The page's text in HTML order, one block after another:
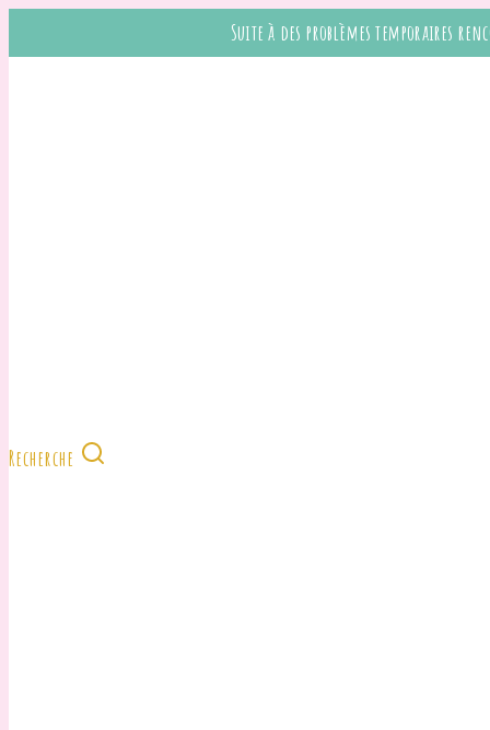
Suite à des problèmes temporaires
Recherche